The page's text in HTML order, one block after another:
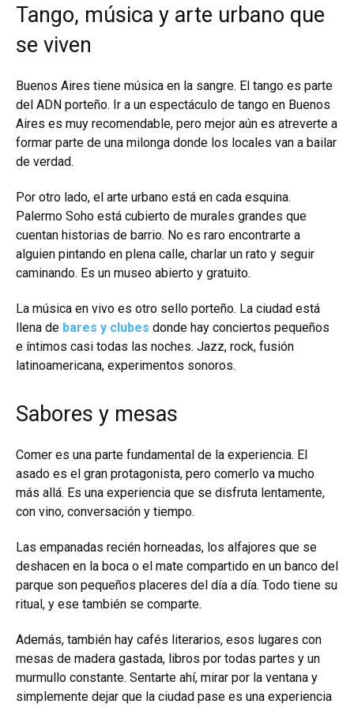
Tango, música y arte urbano que
se viven
Buenos Aires tiene música en la sangre. El tango es parte
del ADN porteño. Ir a un espectáculo de tango en Buenos
Aires es muy recomendable, pero mejor aún es atreverte a
formar parte de una milonga donde los locales van a bailar
de verdad.
Por otro lado, el arte urbano está en cada esquina.
Palermo Soho está cubierto de murales grandes que
cuentan historias de barrio. No es raro encontrarte a
alguien pintando en plena calle, charlar un rato y seguir
caminando. Es un museo abierto y gratuito.
La música en vivo es otro sello porteño. La ciudad está
llena de bares y clubes donde hay conciertos pequeños
e íntimos casi todas las noches. Jazz, rock, fusión
latinoamericana, experimentos sonoros.
Sabores y mesas
Comer es una parte fundamental de la experiencia. El
asado es el gran protagonista, pero comerlo va mucho
más allá. Es una experiencia que se disfruta lentamente,
con vino, conversación y tiempo.
Las empanadas recién horneadas, los alfajores que se
deshacen en la boca o el mate compartido en un banco del
parque son pequeños placeres del día a día. Todo tiene su
ritual, y ese también se comparte.
Además, también hay cafés literarios, esos lugares con
mesas de madera gastada, libros por todas partes y un
murmullo constante. Sentarte ahí, mirar por la ventana y
simplemente dejar que la ciudad pase es una experiencia